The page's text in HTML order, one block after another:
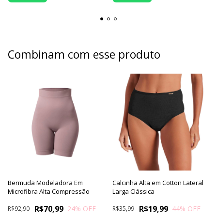
Combinam com esse produto
Bermuda Modeladora Em
Microfibra Alta Compressão
R$70,99
R$92,90 24% OFF
Calcinha Alta em Cotton Lateral
Larga Clássica
R$19,99
R$35,99 44% OFF